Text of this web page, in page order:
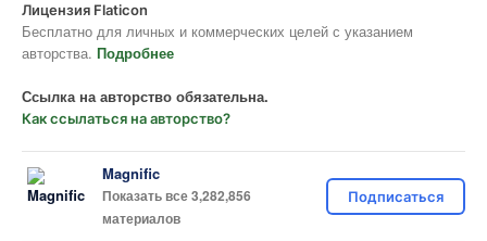
Лицензия Flaticon
Бесплатно для личных и коммерческих целей с указанием
авторства. Подробнее
Ссылка на авторство обязательна.
Как ссылаться на авторство?
Magnific
Показать все 3,282,856
материалов
Подписаться